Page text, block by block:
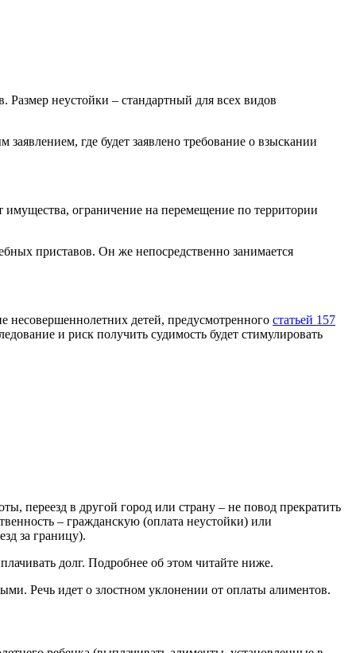
Размер неустойки – стандартный для всех видов
где будет заявлено требование о взыскании
имущества, ограничение на перемещение по территории
приставов. Он же непосредственно занимается
несовершеннолетних детей, предусмотренного статьей 157
и риск получить судимость будет стимулировать
переезд в другой город или страну – не повод прекратить
– гражданскую (оплата неустойки) или
за границу).
долг. Подробнее об этом читайте ниже.
Речь идет о злостном уклонении от оплаты алиментов.